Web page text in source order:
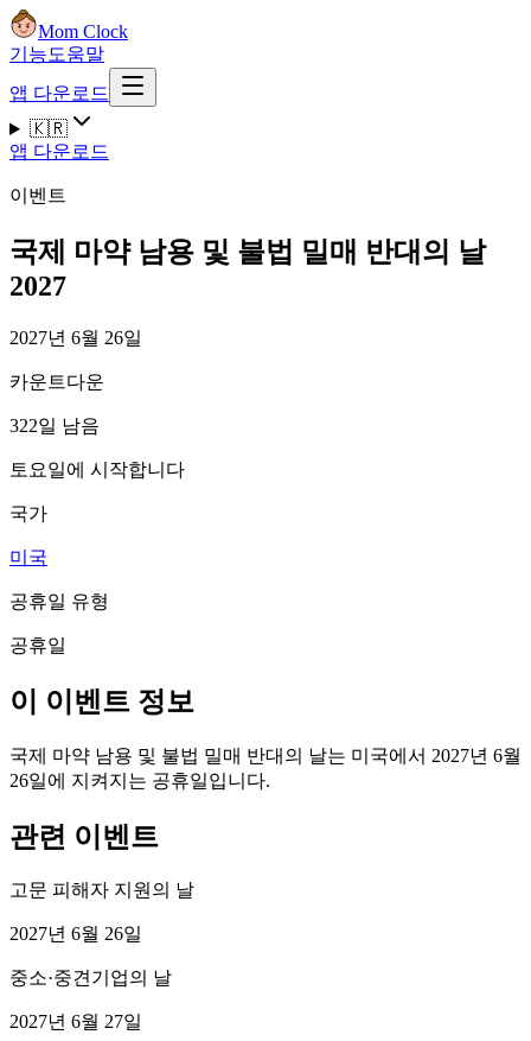
Mom Clock
기능도움말
앱 다운로드
🇰🇷
앱 다운로드
이벤트
국제 마약 남용 및 불법 밀매 반대의 날
2027
2027년 6월 26일
카운트다운
322일 남음
토요일에 시작합니다
국가
미국
공휴일 유형
공휴일
이 이벤트 정보
국제 마약 남용 및 불법 밀매 반대의 날는 미국에서 2027년 6월
26일에 지켜지는 공휴일입니다.
관련 이벤트
고문 피해자 지원의 날
2027년 6월 26일
중소·중견기업의 날
2027년 6월 27일